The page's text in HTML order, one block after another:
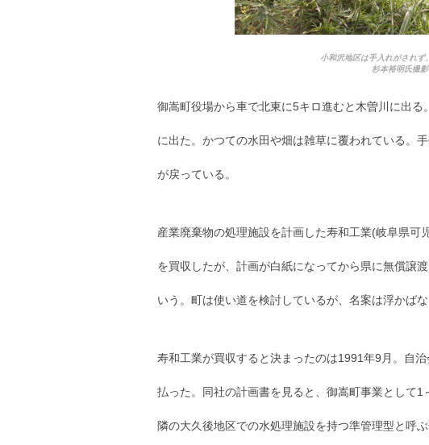
小和沢地区は手入れがされず
杉本裕明氏撮
御嵩町役場から車で北東に5キロ進むと木曽川に出
に出た。かつての水田や畑は雑草に覆われている。
が戻っている。
産業廃棄物の処理施設を計画した寿和工業(岐阜県
を買収したが、計画が白紙になってから県に無償譲
いう。町は使い道を検討しているが、名案は浮かばな
寿和工業が買収すると決まったのは1991年9月。自
払った。同社の計画書を見ると、御嵩町事業として
隣の大久後地区での水処理施設を持つ準管理型と呼